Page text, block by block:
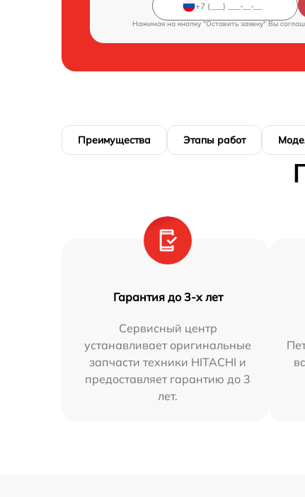
Нажимая на кнопку "Оставить заявку" Вы
Преимущества Этапы работ
Гарантия до 3-х лет
Сервисный центр
устанавливает оригинальные
запчасти техники HITACHI и
предоставляет гарантию до 3
лет.